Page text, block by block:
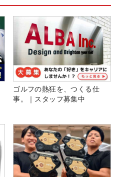
ゴルフの熱狂を、つくる仕
事。｜スタッフ募集中